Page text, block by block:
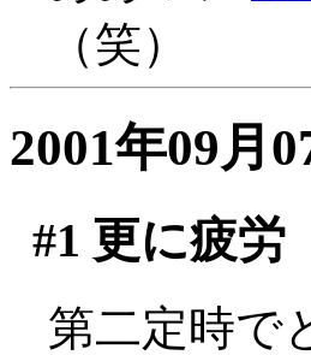
（笑）
2001年09月
#1 更に疲労
第二定時で